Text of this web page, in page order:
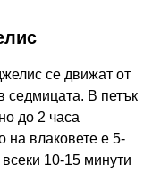
се движат от
седмицата. В петък
до 2 часа
на влаковете е 5-
10-15 минути